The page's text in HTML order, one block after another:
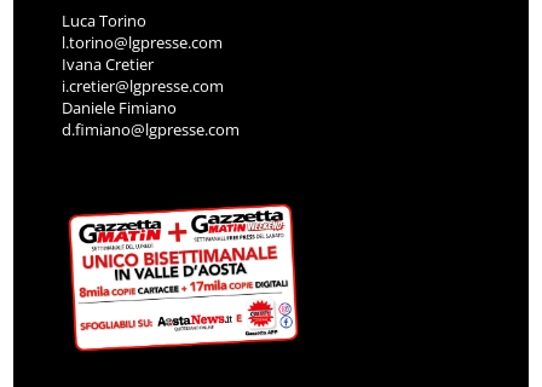
Luca Torino
l.torino@lgpresse.com
Ivana Cretier
i.cretier@lgpresse.com
Daniele Fimiano
d.fimiano@lgpresse.com